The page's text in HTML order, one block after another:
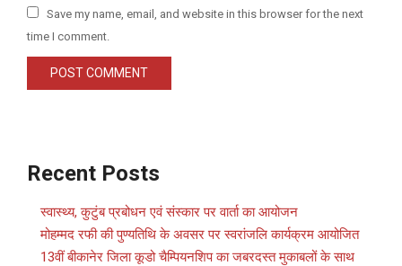
Save my name, email, and website in this browser for the next
time I comment.
Recent Posts
स्वास्थ्य, कुटुंब प्रबोधन एवं संस्कार पर वार्ता का आयोजन
मोहम्मद रफी की पुण्यतिथि के अवसर पर स्वरांजलि कार्यक्रम आयोजित
13वीं बीकानेर जिला कूडो चैम्पियनशिप का जबरदस्त मुकाबलों के साथ